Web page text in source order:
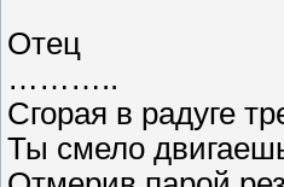
Отец
………..
Сгорая в радуге
Ты смело